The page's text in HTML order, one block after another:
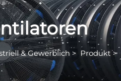
& Gewerblich > Produkt>